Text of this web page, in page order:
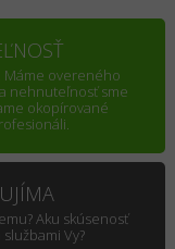
Máme overeného
nehnuteľnosť sme
okopírované
Aku skúsenosť
Vy?